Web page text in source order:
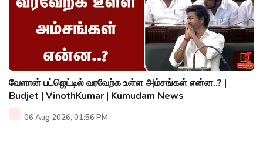
வேளான் பட்ஜெட்டில் வரவேற்க உள்ள அம்சங்கள் என்ன..? |
Budjet | VinothKumar | Kumudam News
06 Aug 2026, 01:56 PM